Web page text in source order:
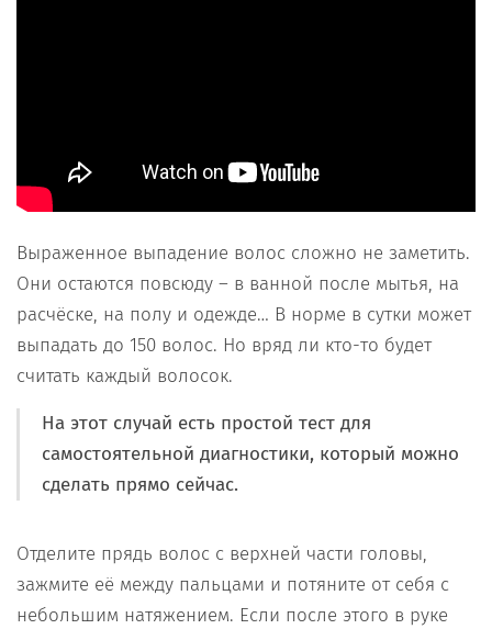
Выраженное выпадение волос сложно не заметить.
Они остаются повсюду – в ванной после мытья, на
расчёске, на полу и одежде… В норме в сутки может
выпадать до 150 волос. Но вряд ли кто-то будет
считать каждый волосок.
На этот случай есть простой тест для
самостоятельной диагностики, который можно
сделать прямо сейчас.
Отделите прядь волос с верхней части головы,
зажмите её между пальцами и потяните от себя с
небольшим натяжением. Если после этого в руке